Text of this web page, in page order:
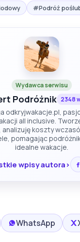
#Podróż
Wydawca serwisu
Podróżnik 2348
odkryjwakacje.pl,
all inclusive.
koszty
pomagając
idealne wakacje.
wpisy autora
WhatsApp